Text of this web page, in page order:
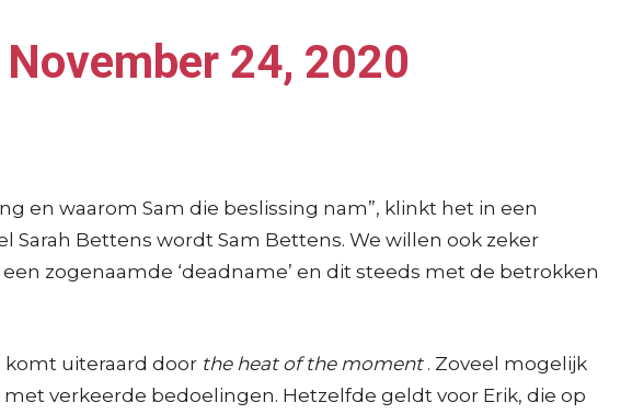
November 24, 2020
en waarom Sam die beslissing nam”, klinkt het in een
Sarah Bettens wordt Sam Bettens. We willen ook zeker
zogenaamde ‘deadname’ en dit steeds met de betrokken
komt uiteraard door the heat of the moment. Zoveel mogelijk
verkeerde bedoelingen. Hetzelfde geldt voor Erik, die op